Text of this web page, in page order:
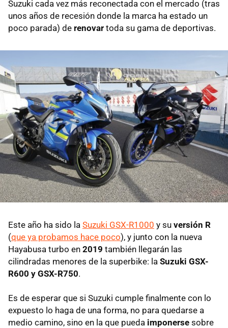
Suzuki cada vez más reconectada con el mercado (tras
unos años de recesión donde la marca ha estado un
poco parada) de renovar toda su gama de deportivas.
Este año ha sido la Suzuki GSX-R1000 y su versión R
(que ya probamos hace poco), y junto con la nueva
Hayabusa turbo en 2019 también llegarán las
cilindradas menores de la superbike: la Suzuki GSX-
R600 y GSX-R750.
Es de esperar que si Suzuki cumple finalmente con lo
expuesto lo haga de una forma, no para quedarse a
medio camino, sino en la que pueda imponerse sobre